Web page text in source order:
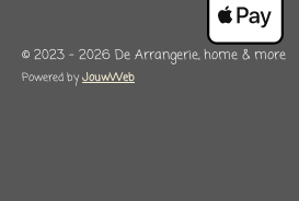
© 2023 - 2026 De Arrangerie, home & more
Powered by JouwWeb